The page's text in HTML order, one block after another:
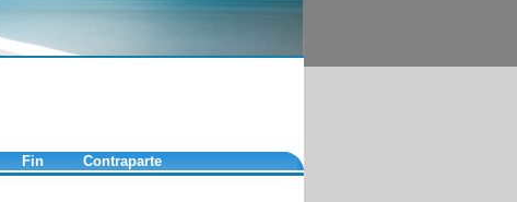
Fin Contraparte